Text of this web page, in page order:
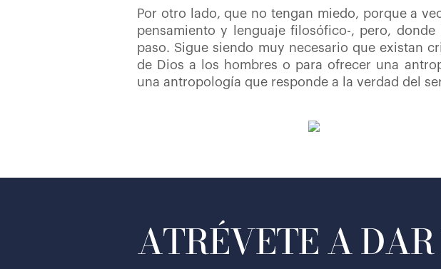
Por otro lado, que no tengan miedo, porque a
pensamiento y lenguaje filosófico-, pero,
paso. Sigue siendo muy necesario que existan
de Dios a los hombres o para ofrecer una
una antropología que responde a la verdad del
ATRÉVETE A